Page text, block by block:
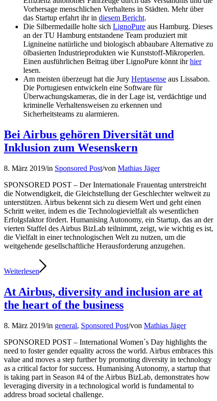
Vorhersage menschlichen Verhaltens in Städten. Mehr über
das Startup erfahrt ihr in diesem Bericht.
Die Silbermedaille holte sich LignoPure aus Hamburg. Dieses
an der TU Hamburg entstandene Team produziert mit
Lignineine natürliche und biologisch abbaubare Alternative zu
ölbasierten Industrieprodukten wie Kunststoff-Mikroperlen.
Einen ausführlichen Beitrag über LignoPure könnt ihrhier
lesen.
Am meisten überzeugt hat die Jury Heptasense aus Lissabon.
Die Portugiesen entwickeln eine Software für
Überwachungskameras, die in der Lage ist, verdächtige und
kriminelle Verhaltensweisen zu erkennen und
Sicherheitsteams zu alarmieren.
Bei Airbus gehören Diversität und
Inklusion zum Wesenskern
8. März 2019/in Sponsored Post/von Mathias Jäger
SPONSORED POST – Der Internationale Frauentag unterstreicht
die Notwendigkeit, die Gleichstellung der Geschlechter weltweit zu
unterstützen. Airbus bekennt sich zu diesem Wert und geht einen
Schritt weiter, indem es die Technologievielfalt als wesentlichen
Erfolgsfaktor fördert. Humanising Autonomy, ein Startup, das an der
vierten Staffel des Airbus BizLab teilnimmt, zeigt, wie wichtig es ist,
die Vielfalt in einer technologischen Welt zu nutzen, um die
weitgehende gesellschaftliche Herausforderung anzugehen.
Weiterlesen
At Airbus, diversity and inclusion are at
the heart of the business
8. März 2019/in general, Sponsored Post/von Mathias Jäger
SPONSORED POST – International Women´s Day highlights the
need to foster gender equality across the world. Airbus embraces this
value and moves a step further by promoting diversity in technology
as a critical factor for success. Humanising Autonomy, a startup that
is taking part in Season #4 of the Airbus BizLab, demonstrates how
leveraging diversity in a technological world is fundamental to
address broad societal challenge.